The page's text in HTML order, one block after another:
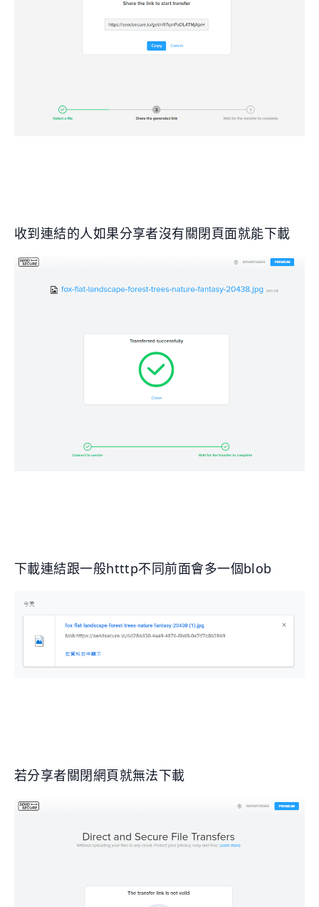
收到連結的人如果分享者沒有關閉頁面就能下載
下載連結跟一般htttp不同前面會多一個blob
若分享者關閉網頁就無法下載